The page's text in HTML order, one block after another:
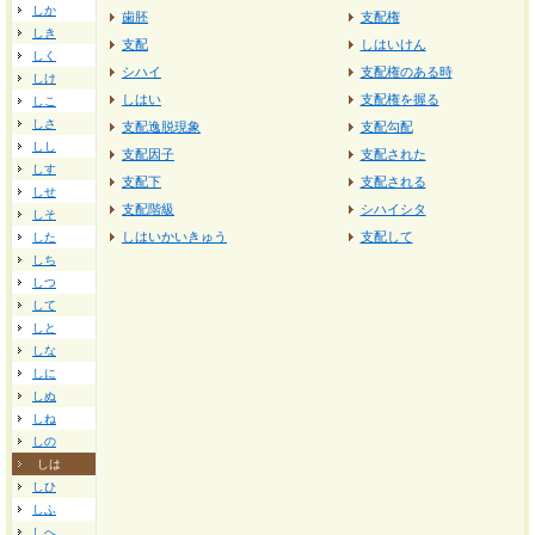
しか
しき
しく
しけ
しこ
しさ
しし
しす
しせ
しそ
した
しち
しつ
して
しと
しな
しに
しぬ
しね
しの
しは
しひ
しふ
しへ
歯胚
支配
シハイ
しはい
支配逸脱現象
支配因子
支配下
支配階級
しはいかいきゅう
支配権
しはいけん
支配権のある時
支配権を握る
支配勾配
支配された
支配される
シハイシタ
支配して